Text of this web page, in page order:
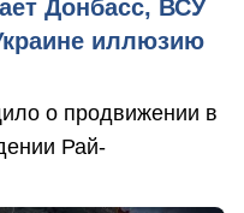
Донбасс, ВСУ
иллюзию
о продвижении в
Рай-